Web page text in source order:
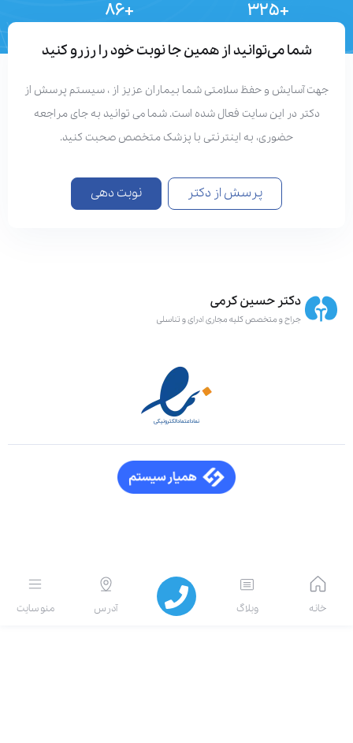
شما می‌توانید از همین جا نوبت خود را رزرو کنید
آسایش و حفظ سلامتی شما بیماران عزیز از ، سیستم پرسش از
دکتر در این سایت فعال شده است. شما می توانید به جای مراجعه
حضوری، به اینترنتی با پزشک متخصص صحبت کنید.
پرسش از دکتر نوبت دهی
منو سایت